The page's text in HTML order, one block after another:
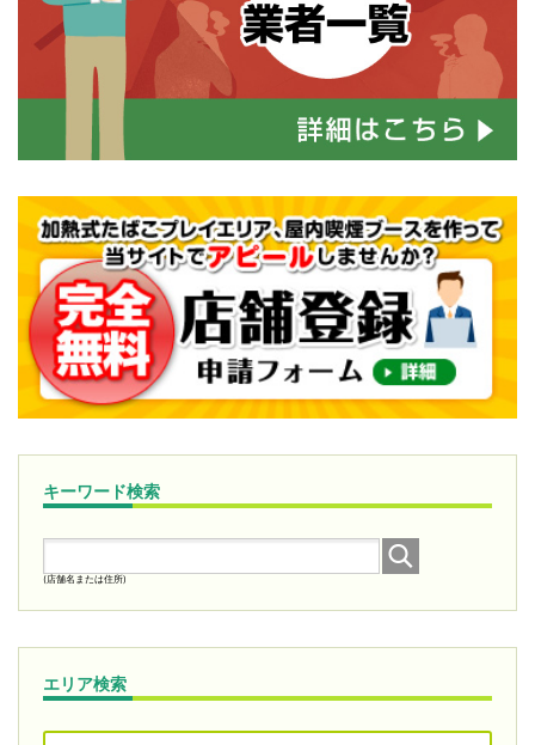
キーワード検索
(店舗名または住所)
エリア検索